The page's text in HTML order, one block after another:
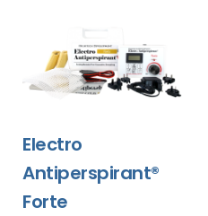
Electro
Antiperspirant®
Forte